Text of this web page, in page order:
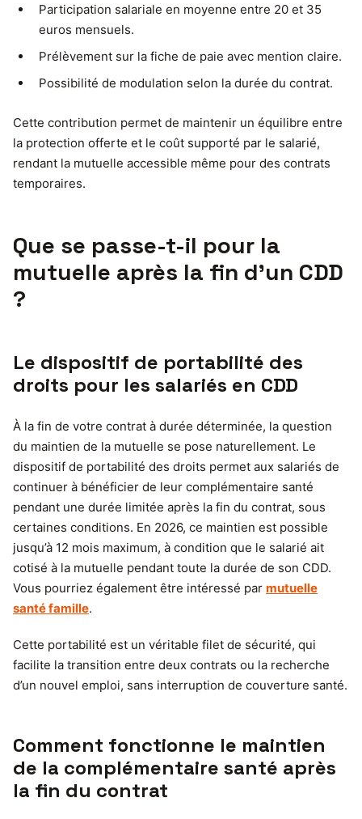
Participation salariale en moyenne entre 20 et 35
euros mensuels.
Prélèvement sur la fiche de paie avec mention claire.
Possibilité de modulation selon la durée du contrat.
Cette contribution permet de maintenir un équilibre entre
la protection offerte et le coût supporté par le salarié,
rendant la mutuelle accessible même pour des contrats
temporaires.
Que se passe-t-il pour la
mutuelle après la fin d’un CDD
?
Le dispositif de portabilité des
droits pour les salariés en CDD
À la fin de votre contrat à durée déterminée, la question
du maintien de la mutuelle se pose naturellement. Le
dispositif de portabilité des droits permet aux salariés de
continuer à bénéficier de leur complémentaire santé
pendant une durée limitée après la fin du contrat, sous
certaines conditions. En 2026, ce maintien est possible
jusqu’à 12 mois maximum, à condition que le salarié ait
cotisé à la mutuelle pendant toute la durée de son CDD.
Vous pourriez également être intéressé par mutuelle
santé famille.
Cette portabilité est un véritable filet de sécurité, qui
facilite la transition entre deux contrats ou la recherche
d’un nouvel emploi, sans interruption de couverture santé.
Comment fonctionne le maintien
de la complémentaire santé après
la fin du contrat